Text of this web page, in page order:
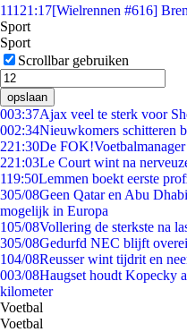
111 21:17[Wielrennen #616]
Sport
Sport
Scrollbar gebruiken
opslaan
003:37Ajax veel te sterk voor
002:34Nieuwkomers schitteren
221:30De
221:03Le Court wint na
119:50Lemmen boekt eerste
305/08Geen Qatar en Abu
mogelijk in Europa
105/08Vollering de sterkste na
305/08Gedurfd NEC blijft
104/08Reusser wint tijdrit en
003/08Haugset houdt Kopecky
kilometer
Voetbal
Voetbal